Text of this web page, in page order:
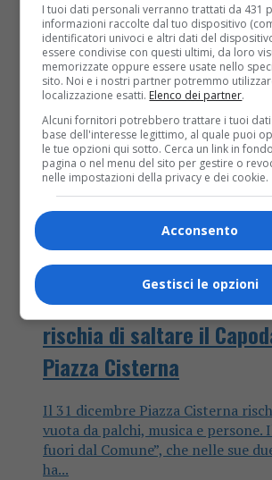
Ottusità burocratica e
rischia di saltare il
Piazza Cisterna
Il 31 dicembre Piazza Cisterna
vuota da palchi, musica e persone.
fuori dal Comune”, che nelle sue
ha...
I tuoi dati personali verranno trattati da 431
informazioni raccolte dal tuo dispositivo
identificatori univoci e altri dati del
essere condivise con questi ultimi, da loro
memorizzate oppure essere usate nello
sito. Noi e i nostri partner potremmo
localizzazione esatti. Elenco dei partner.
Alcuni fornitori potrebbero trattare i tuoi
base dell'interesse legittimo, al quale puoi
le tue opzioni qui sotto. Cerca un link in
pagina o nel menu del sito per gestire o
nelle impostazioni della privacy e dei cookie.
Acconsento
Gestisci le opzioni